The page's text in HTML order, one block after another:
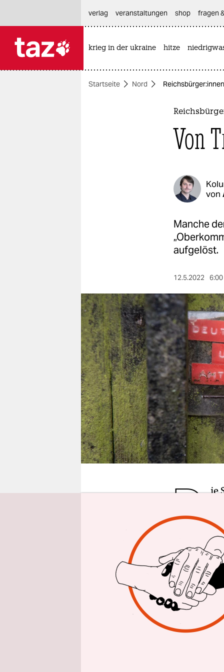
themen
verlag
verlag
veranstaltungen
shop
fragen & hilfe
unterstützen
abo
genossenschaft
epaper login
verlag
veranstaltungen shop fragen
krieg in der ukraine hitze
Startseite Nord
Von
von
Manche
aufgelöst.
12.5.2022
D ie
in seinen
nen
daraufhin
öffentlich
In der
keine